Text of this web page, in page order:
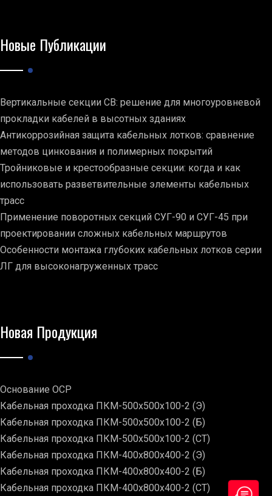
Новые Публикации
Вертикальные секции СВ: решение для многоуровневой
прокладки кабелей в высотных зданиях
Антикоррозийная защита кабельных лотков: сравнение
методов цинкования и полимерных покрытий
Тройниковые и крестообразные секции: когда и как
использовать разветвительные элементы кабельных
трасс
Применение поворотных секций СУГ-90 и СУГ-45 при
проектировании сложных кабельных маршрутов
Особенности монтажа глубоких кабельных лотков серии
ЛГ для высоконагруженных трасс
Новая Продукция
Основание ОСР
Кабельная проходка ПКМ-500х500х100-2 (Э)
Кабельная проходка ПКМ-500х500х100-2 (Б)
Кабельная проходка ПКМ-500х500х100-2 (СТ)
Кабельная проходка ПКМ-400х800х400-2 (Э)
Кабельная проходка ПКМ-400х800х400-2 (Б)
Кабельная проходка ПКМ-400х800х400-2 (СТ)